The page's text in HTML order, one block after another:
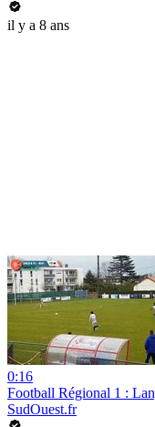
il y a 8 ans
0:16
Football Régional 1 :
SudOuest.fr